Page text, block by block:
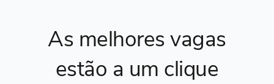
As melhores vagas
estão a um clique